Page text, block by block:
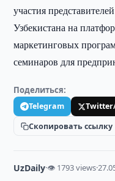
участия
Узбекистана на
маркетинговых
семинаров для
Поделиться:
Telegram
Скопировать ссылку
UzDaily·👁 1793 views·